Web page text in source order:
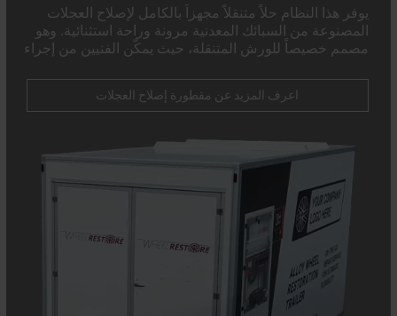
يوفر هذا النظام حلاً متنقلاً مجهزاً بالكامل لإصلاح العجلات
المصنوعة من السبائك المعدنية مرونة وراحة استثنائية. وهو
مصمم خصيصاً للورش المتنقلة، حيث يمكّن الفنيين من إجراء
التعطل ويعزز الكفاءة.
اعرف المزيد عن مقطورة إصلاح العجلات